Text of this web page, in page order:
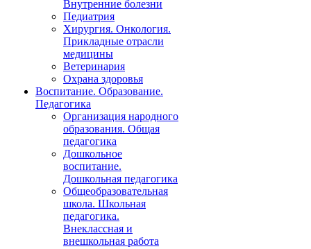
Внутренние болезни
Педиатрия
Хирургия. Онкология.
Прикладные отрасли
медицины
Ветеринария
Охрана здоровья
Воспитание. Образование.
Педагогика
Организация народного
образования. Общая
педагогика
Дошкольное
воспитание.
Дошкольная педагогика
Общеобразовательная
школа. Школьная
педагогика.
Внеклассная и
внешкольная работа